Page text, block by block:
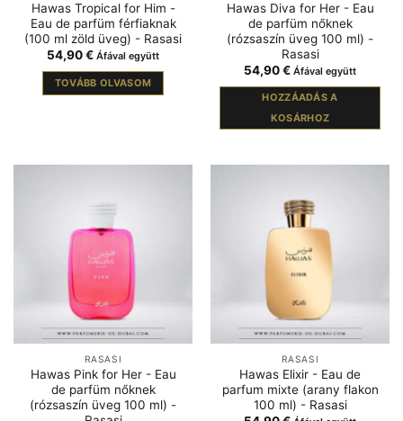
Hawas Tropical for Him -
Eau de parfüm férfiaknak
(100 ml zöld üveg) - Rasasi
54,90€ Áfával együtt
TOVÁBB OLVASOM
Hawas Diva for Her - Eau
de parfüm nőknek
(rózsaszín üveg 100 ml) -
Rasasi
54,90€ Áfával együtt
HOZZÁADÁS A
KOSÁRHOZ
RASASI
Hawas Pink for Her - Eau
de parfüm nőknek
(rózsaszín üveg 100 ml) -
RASASI
Hawas Elixir - Eau de
parfum mixte (arany flakon
100 ml) - Rasasi